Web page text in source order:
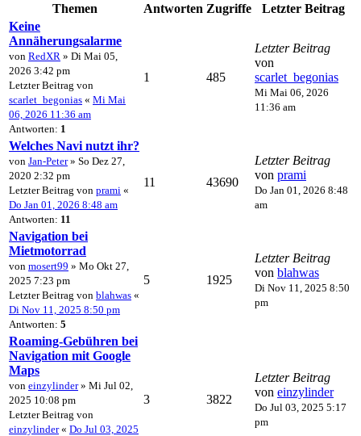
Themen Antworten Zugriffe
Letzter Beitrag
Keine
Annäherungsalarme
von RedXR » Di Mai 05,
2026 3:42 pm
Letzter Beitrag von
scarlet_begonias « Mi Mai
06, 2026 11:36 am
Antworten: 1
1 485
Letzter Beitrag
von
scarlet_begonias
Mi Mai 06, 2026
11:36 am
Welches Navi nutzt ihr?
von Jan-Peter» So Dez 27,
2020 2:32 pm
Letzter Beitrag von prami «
Do Jan 01, 2026 8:48 am
Antworten: 11
11 43690
Letzter Beitrag
von prami
Do Jan 01, 2026 8:48
am
Navigation bei
Mietmotorrad
von mosert99 » Mo Okt 27,
2025 7:23 pm
Letzter Beitrag von blahwas «
Di Nov 11, 2025 8:50 pm
Antworten: 5
5 1925
Letzter Beitrag
von blahwas
Di Nov 11, 2025 8:50
pm
Roaming-Gebühren bei
Navigation mit Google
Maps
von einzylinder» Mi Jul 02,
2025 10:08 pm
Letzter Beitrag von
einzylinder« Do Jul 03, 2025
3 3822
Letzter Beitrag
von einzylinder
Do Jul 03, 2025 5:17
pm